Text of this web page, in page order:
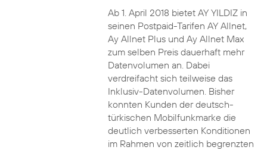
Ab 1. April 2018 bietet AY YILDIZ in
seinen Postpaid-Tarifen AY Allnet,
Ay Allnet Plus und Ay Allnet Max
zum selben Preis dauerhaft mehr
Datenvolumen an. Dabei
verdreifacht sich teilweise das
Inklusiv-Datenvolumen. Bisher
konnten Kunden der deutsch-
türkischen Mobilfunkmarke die
deutlich verbesserten Konditionen
im Rahmen von zeitlich begrenzten